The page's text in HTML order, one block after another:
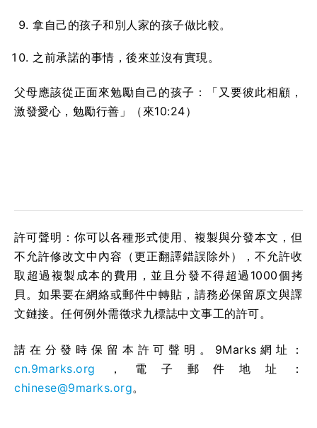
拿自己的孩子和別人家的孩子做比較。
之前承諾的事情，後來並沒有實現。
父母應該從正面來勉勵自己的孩子：「又要彼此相顧，
激發愛心，勉勵行善」（來10:24）
許可聲明：你可以各種形式使用、複製與分發本文，但
不允許修改文中內容（更正翻譯錯誤除外），不允許收
取超過複製成本的費用，並且分發不得超過1000個拷
貝。如果要在網絡或郵件中轉貼，請務必保留原文與譯
文鏈接。任何例外需徵求九標誌中文事工的許可。
請在分發時保留本許可聲明。9Marks網址：
cn.9marks.org ，電子郵件地址：
chinese@9marks.org。